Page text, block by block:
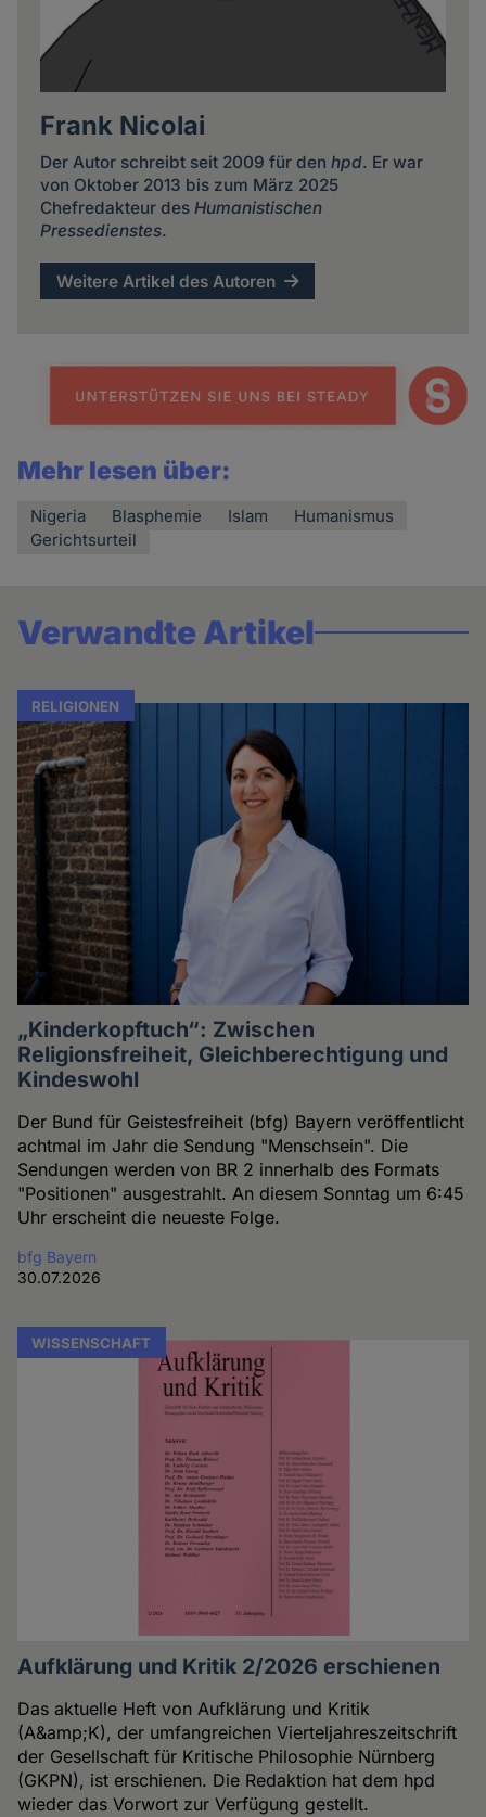
Frank Nicolai
Der Autor schreibt seit 2009 für den hpd. Er war
von Oktober 2013 bis zum März 2025
Chefredakteur des Humanistischen
Pressedienstes.
Weitere Artikel des Autoren
Mehr lesen über:
Nigeria Blasphemie Islam
Humanismus
Gerichtsurteil
Verwandte Artikel
RELIGIONEN
„Kinderkopftuch“: Zwischen
Religionsfreiheit, Gleichberechtigung und
Kindeswohl
Der Bund für Geistesfreiheit (bfg) Bayern veröffentlicht
achtmal im Jahr die Sendung "Menschsein". Die
Sendungen werden von BR 2 innerhalb des Formats
"Positionen" ausgestrahlt. An diesem Sonntag um 6:45
Uhr erscheint die neueste Folge.
bfg Bayern
30.07.2026
WISSENSCHAFT
Aufklärung und Kritik 2/2026 erschienen
Das aktuelle Heft von Aufklärung und Kritik
(A&amp;K), der umfangreichen Vierteljahreszeitschrift
der Gesellschaft für Kritische Philosophie Nürnberg
(GKPN), ist erschienen. Die Redaktion hat dem hpd
wieder das Vorwort zur Verfügung gestellt.